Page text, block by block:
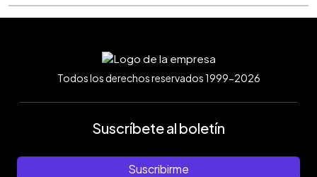
Todos los derechos reservados 1999-2026
Suscríbete al boletín
Suscribirme